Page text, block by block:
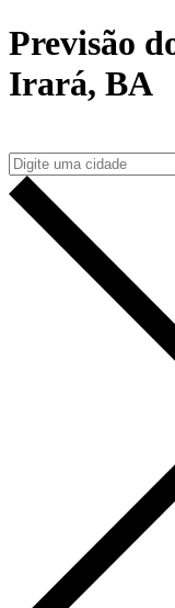
Previsão
Irará, BA